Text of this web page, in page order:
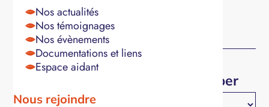
Nos actualités
Nos témoignages
Nos évènements
Documentations et liens
Espace aidant
Nous rejoindre
Téléphone
Nombre de personnes à participer